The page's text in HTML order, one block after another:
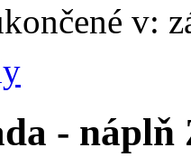
v:
- náplň